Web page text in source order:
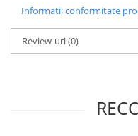
Informatii conformitate
Review-uri(0)